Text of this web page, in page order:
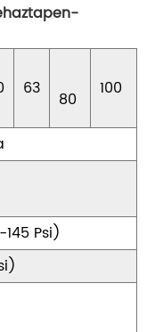
63 80 100
145 Psi)